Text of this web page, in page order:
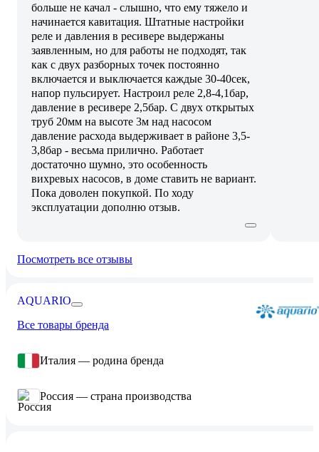
больше не качал - слышно, что ему тяжело и
начинается кавитация. Штатные настройки
реле и давления в ресивере выдержаны
заявленным, но для работы не подходят, так
как с двух разборных точек постоянно
включается и выключается каждые 30-40сек,
напор пульсирует. Настроил реле 2,8-4,1бар,
давление в ресивере 2,5бар. С двух открытых
труб 20мм на высоте 3м над насосом
давление расхода выдерживает в районе 3,5-
3,8бар - весьма прилично. Работает
достаточно шумно, это особенность
вихревых насосов, в доме ставить не вариант.
Пока доволен покупкой. По ходу
эксплуатации дополню отзыв.
Посмотреть все отзывы
AQUARIO
Все товары бренда
Италия — родина бренда
Россия — страна производства